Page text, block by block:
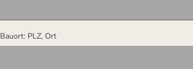
Bauort: PLZ, Ort